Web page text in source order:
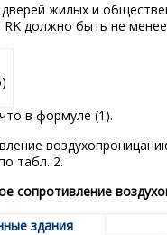
жилых и
RK должно быть не
в формуле (1).
табл. 2.
сопротивление
здания